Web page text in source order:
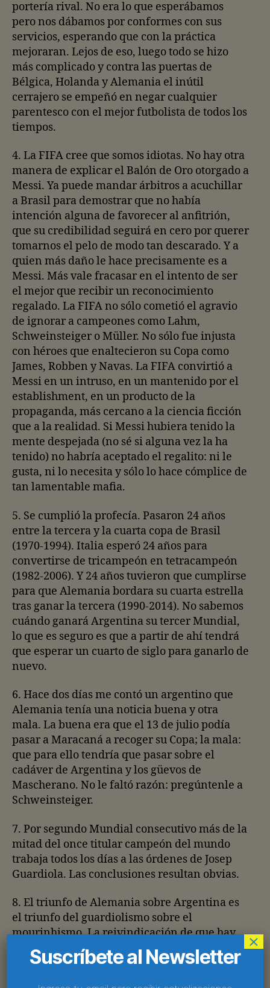
portería rival. No era lo que esperábamos
pero nos dábamos por conformes con sus
servicios, esperando que con la práctica
mejoraran. Lejos de eso, luego todo se hizo
más complicado y contra las puertas de
Bélgica, Holanda y Alemania el inútil
cerrajero se empeñó en negar cualquier
parentesco con el mejor futbolista de todos los
tiempos.
4. La FIFA cree que somos idiotas. No hay otra
manera de explicar el Balón de Oro otorgado a
Messi. Ya puede mandar árbitros a acuchillar
a Brasil para demostrar que no había
intención alguna de favorecer al anfitrión,
que su credibilidad seguirá en cero por querer
tomarnos el pelo de modo tan descarado. Y a
quien más daño le hace precisamente es a
Messi. Más vale fracasar en el intento de ser
el mejor que recibir un reconocimiento
regalado. La FIFA no sólo cometió el agravio
de ignorar a campeones como Lahm,
Schweinsteiger o Müller. No sólo fue injusta
con héroes que enaltecieron su Copa como
James, Robben y Navas. La FIFA convirtió a
Messi en un intruso, en un mantenido por el
establishment, en un producto de la
propaganda, más cercano a la ciencia ficción
que a la realidad. Si Messi hubiera tenido la
mente despejada (no sé si alguna vez la ha
tenido) no habría aceptado el regalito: ni le
gusta, ni lo necesita y sólo lo hace cómplice de
tan lamentable mafia.
5. Se cumplió la profecía. Pasaron 24 años
entre la tercera y la cuarta copa de Brasil
(1970-1994). Italia esperó 24 años para
convertirse de tricampeón en tetracampeón
(1982-2006). Y 24 años tuvieron que cumplirse
para que Alemania bordara su cuarta estrella
tras ganar la tercera (1990-2014). No sabemos
cuándo ganará Argentina su tercer Mundial,
lo que es seguro es que a partir de ahí tendrá
que esperar un cuarto de siglo para ganarlo de
nuevo.
6. Hace dos días me contó un argentino que
Alemania tenía una noticia buena y otra
mala. La buena era que el 13 de julio podía
pasar a Maracaná a recoger su Copa; la mala:
que para ello tendría que pasar sobre el
cadáver de Argentina y los güevos de
Mascherano. No le faltó razón: pregúntenle a
Schweinsteiger.
7. Por segundo Mundial consecutivo más de la
mitad del once titular campeón del mundo
trabaja todos los días a las órdenes de Josep
Guardiola. Las conclusiones resultan obvias.
8. El triunfo de Alemania sobre Argentina es
el triunfo del guardiolismo sobre el
mourinhismo. La reivindicación de que hay
muchas maneras de explotar tus recursos para
ser el mejor, pero que al final jugar
Suscríbete al Newsletter
×